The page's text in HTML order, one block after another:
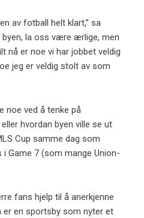
av fotball helt klart,” sa
byen, la oss være ærlige, men
nå er noe vi har jobbet veldig
jeg er veldig stolt av som
noe ved å tenke på
hvordan byen ville se ut
Cup samme dag som
i Game 7 (som mange Union-
fans hjelp til å anerkjenne
er en sportsby som nyter et